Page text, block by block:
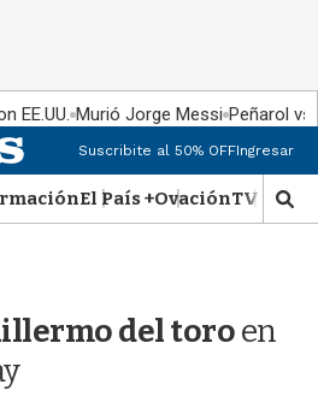
EE.UU. Murió Jorge Messi Peñarol
Suscribite al 50% OFFIngresar
El País +OvaciónTV Show
M
o
del toroen